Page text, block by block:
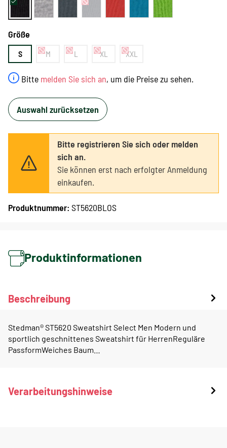
Bitte melden Sie sich an, um die Preise zu sehen.
Größe
S M L XL XXL
Auswahl zurücksetzen
Bitte registrieren Sie sich oder melden
sich an.
Sie können erst nach erfolgter Anmeldung
einkaufen.
Produktnummer: ST5620BLOS
Produktinformationen
Beschreibung
Stedman® ST5620 Sweatshirt Select Men Modern und
sportlich geschnittenes Sweatshirt für HerrenReguläre
PassformWeiches Baum…
Verarbeitungshinweise